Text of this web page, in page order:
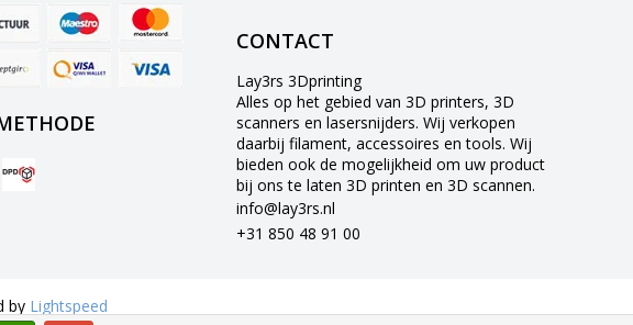
CONTACT
Lay3rs 3Dprinting
Alles op het gebied van 3D printers, 3D
scanners en lasersnijders. Wij verkopen
daarbij filament, accessoires en tools. Wij
bieden ook de mogelijkheid om uw product
bij ons te laten 3D printen en 3D scannen.
info@lay3rs.nl
+31 850 48 91 00
by Lightspeed